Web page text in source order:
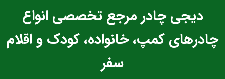
دیجی چادر مرجع تخصصی انواع
چادرهای کمپ، خانواده، کودک و اقلام
سفر